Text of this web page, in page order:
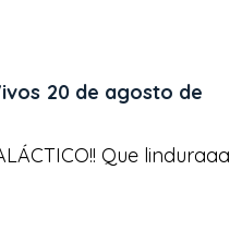
20 de agosto de
Que linduraaa